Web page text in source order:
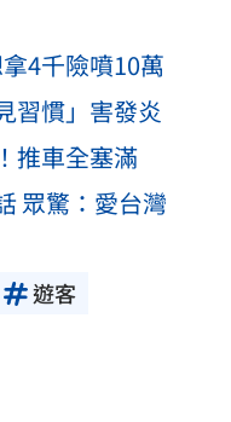
4千險噴10萬
習慣」害發炎
推車全塞滿
眾驚：愛台灣
遊客